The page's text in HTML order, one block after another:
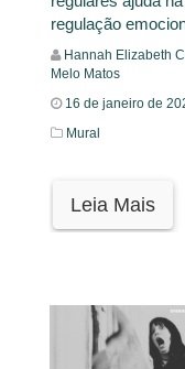
regulação
Hannah Elizabeth
Melo Matos
16 de janeiro de
Mural
Leia Mais